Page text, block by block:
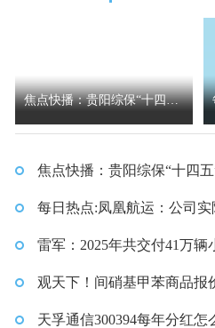
焦点快播：贵阳综保“十四
焦点快播：贵阳综保“十四
每日热点:凤凰航运：公司
雷军：2025年共交付41万辆
观天下！间硝基甲苯商品报
天孚通信300394每年分红怎